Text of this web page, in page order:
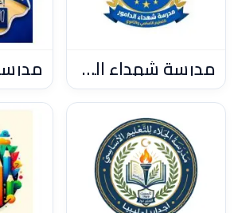
مدرسة شهداء الدامور للتعليم الأساسي والثانوي، أجدابيا